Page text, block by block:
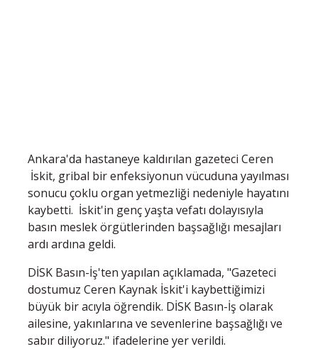
Ankara'da hastaneye kaldırılan gazeteci Ceren
İskit, gribal bir enfeksiyonun vücuduna yayılması
sonucu çoklu organ yetmezliği nedeniyle hayatını
kaybetti. İskit'in genç yaşta vefatı dolayısıyla
basın meslek örgütlerinden başsağlığı mesajları
ardı ardına geldi.
DİSK Basın-İş'ten yapılan açıklamada, "Gazeteci
dostumuz Ceren Kaynak İskit'i kaybettiğimizi
büyük bir acıyla öğrendik. DİSK Basın-İş olarak
ailesine, yakınlarına ve sevenlerine başsağlığı ve
sabır diliyoruz." ifadelerine yer verildi.